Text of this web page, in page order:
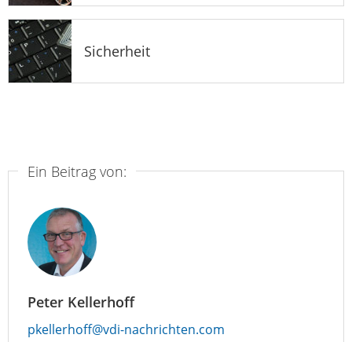
Sicherheit
Ein Beitrag von:
Peter Kellerhoff
pkellerhoff@vdi-nachrichten.com